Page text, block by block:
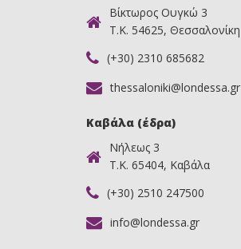
Βίκτωρος Ουγκώ 3
Τ.Κ. 54625, Θεσσαλονίκη
(+30) 2310 685682
thessaloniki@londessa.gr
Καβάλα (έδρα)
Νήλεως 3
Τ.Κ. 65404, Καβάλα
(+30) 2510 247500
info@londessa.gr